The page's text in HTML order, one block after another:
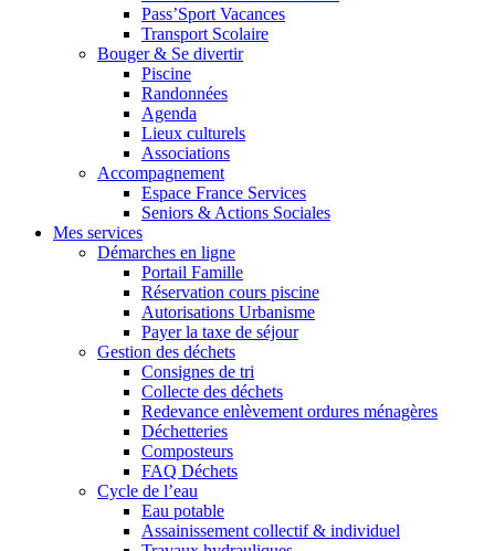
Pass’Sport Vacances
Transport Scolaire
Bouger & Se divertir
Piscine
Randonnées
Agenda
Lieux culturels
Associations
Accompagnement
Espace France Services
Seniors & Actions Sociales
Mes services
Démarches en ligne
Portail Famille
Réservation cours piscine
Autorisations Urbanisme
Payer la taxe de séjour
Gestion des déchets
Consignes de tri
Collecte des déchets
Redevance enlèvement ordures ménagères
Déchetteries
Composteurs
FAQ Déchets
Cycle de l’eau
Eau potable
Assainissement collectif & individuel